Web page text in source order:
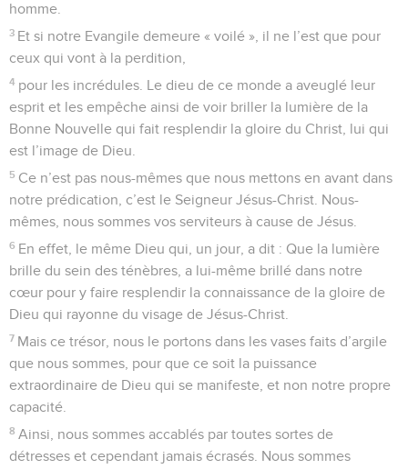
homme.
3 Et si notre Evangile demeure « voilé », il ne l’est que pour
ceux qui vont à la perdition,
4 pour les incrédules. Le dieu de ce monde a aveuglé leur
esprit et les empêche ainsi de voir briller la lumière de la
Bonne Nouvelle qui fait resplendir la gloire du Christ, lui qui
est l’image de Dieu.
5 Ce n’est pas nous-mêmes que nous mettons en avant dans
notre prédication, c’est le Seigneur Jésus-Christ. Nous-
mêmes, nous sommes vos serviteurs à cause de Jésus.
6 En effet, le même Dieu qui, un jour, a dit : Que la lumière
brille du sein des ténèbres, a lui-même brillé dans notre
cœur pour y faire resplendir la connaissance de la gloire de
Dieu qui rayonne du visage de Jésus-Christ.
7 Mais ce trésor, nous le portons dans les vases faits d’argile
que nous sommes, pour que ce soit la puissance
extraordinaire de Dieu qui se manifeste, et non notre propre
capacité.
8 Ainsi, nous sommes accablés par toutes sortes de
détresses et cependant jamais écrasés. Nous sommes